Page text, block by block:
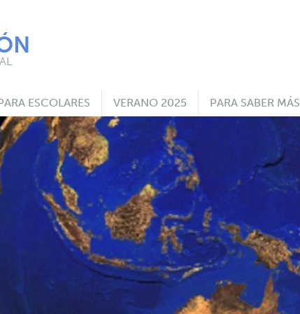
ESCOLARES VERANO 2025 PARA SABER MÁS